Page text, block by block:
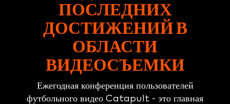
ПОСЛЕДНИХ
ДОСТИЖЕНИЙ В
ОБЛАСТИ
ВИДЕОСЪЕМКИ
Ежегодная конференция пользователей
футбольного видео Catapult - это главная